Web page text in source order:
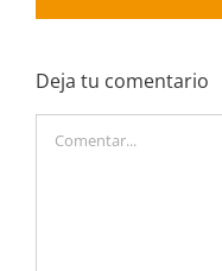
Deja tu comentario